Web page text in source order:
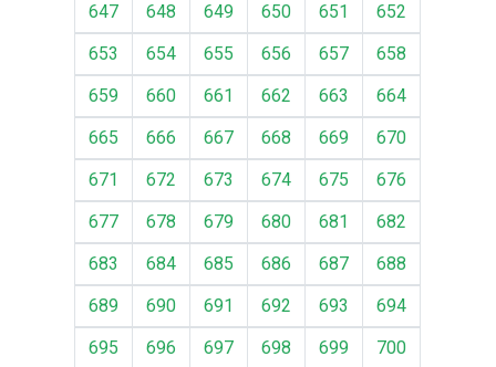
647
648 649 650 651
652
653
654 655 656 657
658
659
660 661 662 663
664
665
666 667 668 669
670
671
672 673 674 675
676
677
678 679 680 681
682
683
684 685 686 687
688
689
690 691 692 693
694
695
696 697 698 699
700